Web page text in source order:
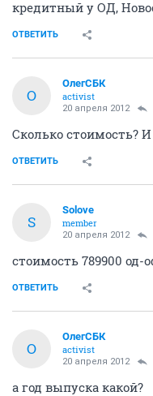
кредитный у ОД,
ОТВЕТИТЬ
О
ОлегСБК
activist
20 апреля 2012
Сколько стоимость?
ОТВЕТИТЬ
S
Solove
member
20 апреля 2012
стоимость 789900
ОТВЕТИТЬ
О
ОлегСБК
activist
20 апреля 2012
а год выпуска какой?